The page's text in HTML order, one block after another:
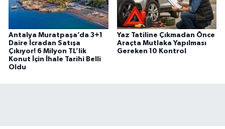
Antalya Muratpaşa’da 3+1
Daire İcradan Satışa
Çıkıyor! 6 Milyon TL’lik
Konut İçin İhale Tarihi Belli
Oldu
Yaz Tatiline Çıkmadan Önce
Araçta Mutlaka Yapılması
Gereken 10 Kontrol